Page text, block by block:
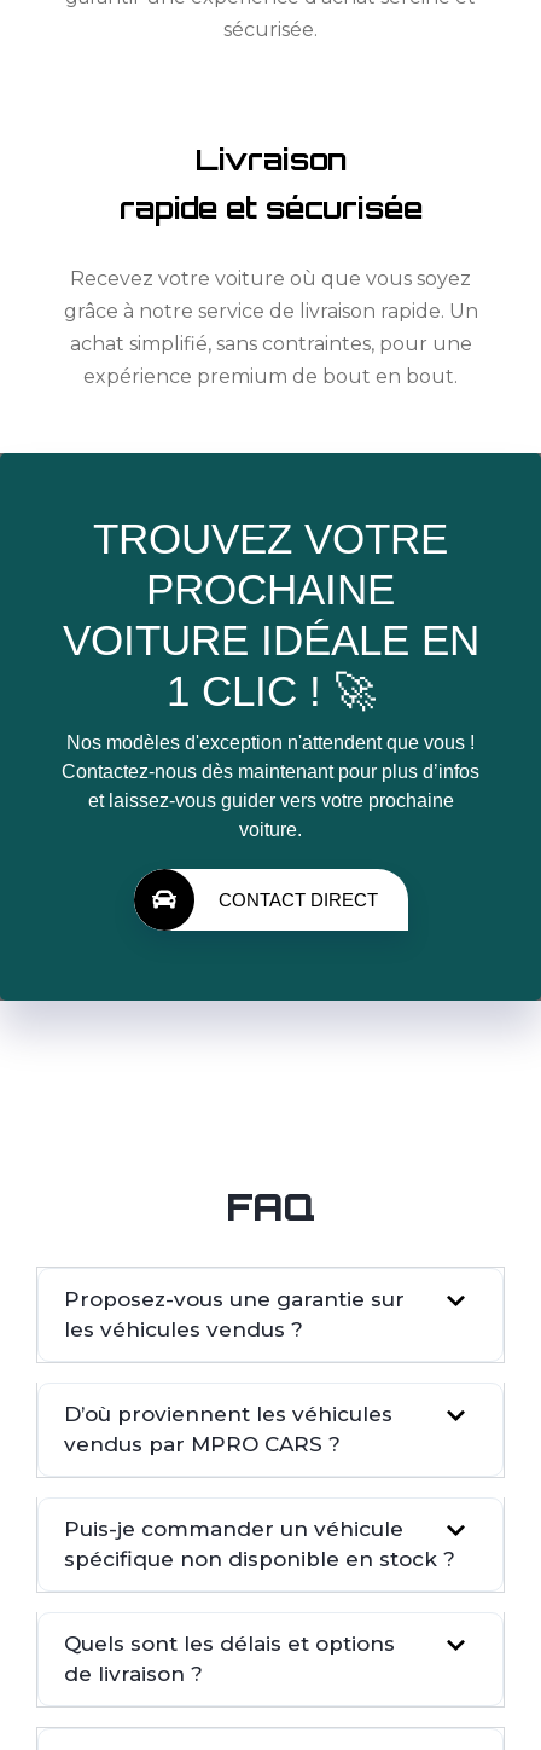
sécurisée.
Livraison
rapide et sécurisée
Recevez votre voiture où que vous soyez
grâce à notre service de livraison rapide. Un
achat simplifié, sans contraintes, pour une
expérience premium de bout en bout.
TROUVEZ VOTRE
PROCHAINE
VOITURE IDÉALE EN
1 CLIC ! 🚀
Nos modèles d'exception n'attendent que vous !
Contactez-nous dès maintenant pour plus d’infos
et laissez-vous guider vers votre prochaine
voiture.
CONTACT DIRECT
FAQ
Proposez-vous une garantie sur
les véhicules vendus ?
D’où proviennent les véhicules
vendus par MPRO CARS ?
Puis-je commander un véhicule
spécifique non disponible en stock ?
Quels sont les délais et options
de livraison ?